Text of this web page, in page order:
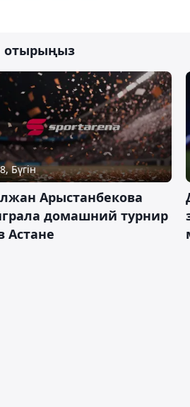
отырыңыз
Бүгін
Арыстанбекова
домашний турнир
Астане